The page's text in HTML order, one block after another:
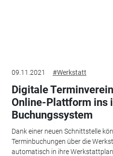
09.11.2021 #Werkstatt
Digitale
Online-Plattform ins
Buchungssystem
Dank einer neuen Schnittstelle
Terminbuchungen über die
automatisch in ihre